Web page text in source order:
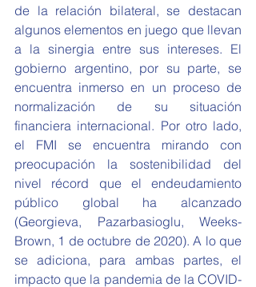
de la relación bilateral, se destacan
algunos elementos en juego que llevan
a la sinergia entre sus intereses. El
gobierno argentino, por su parte, se
encuentra inmerso en un proceso de
normalización de su situación
financiera internacional. Por otro lado,
el FMI se encuentra mirando con
preocupación la sostenibilidad del
nivel récord que el endeudamiento
público global ha alcanzado
(Georgieva, Pazarbasioglu, Weeks-
Brown, 1 de octubre de 2020). A lo que
se adiciona, para ambas partes, el
impacto que la pandemia de la COVID-